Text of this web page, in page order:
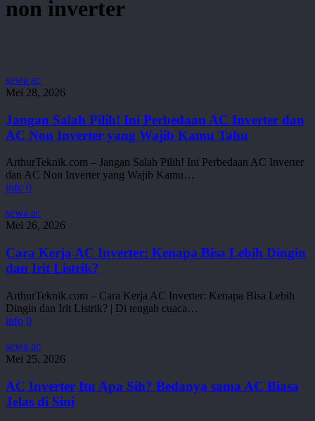
non inverter
Jangan
Salah
Ini
Perbedaan
AC
dan
AC
Non
yang
Wajib
Tahu
sewa ac
Mei 28, 2026
Jangan Salah Pilih! Ini Perbedaan AC Inverter dan
AC Non Inverter yang Wajib Kamu Tahu
ArthurTeknik.com – Jangan Salah Pilih! Ini Perbedaan AC Inverter
dan AC Non Inverter yang Wajib Kamu…
info 0
Cara
Kerja
Inverter:
Kenapa
Bisa
Dingin
dan
Irit
sewa ac
Mei 26, 2026
Cara Kerja AC Inverter: Kenapa Bisa Lebih Dingin
dan Irit Listrik?
ArthurTeknik.com – Cara Kerja AC Inverter: Kenapa Bisa Lebih
Dingin dan Irit Listrik? | Di tengah cuaca…
info 0
AC
Inverter
Apa
Sih?
Bedanya
sewa ac
Mei 25, 2026
AC Inverter Itu Apa Sih? Bedanya sama AC Biasa
Jelas di Sini